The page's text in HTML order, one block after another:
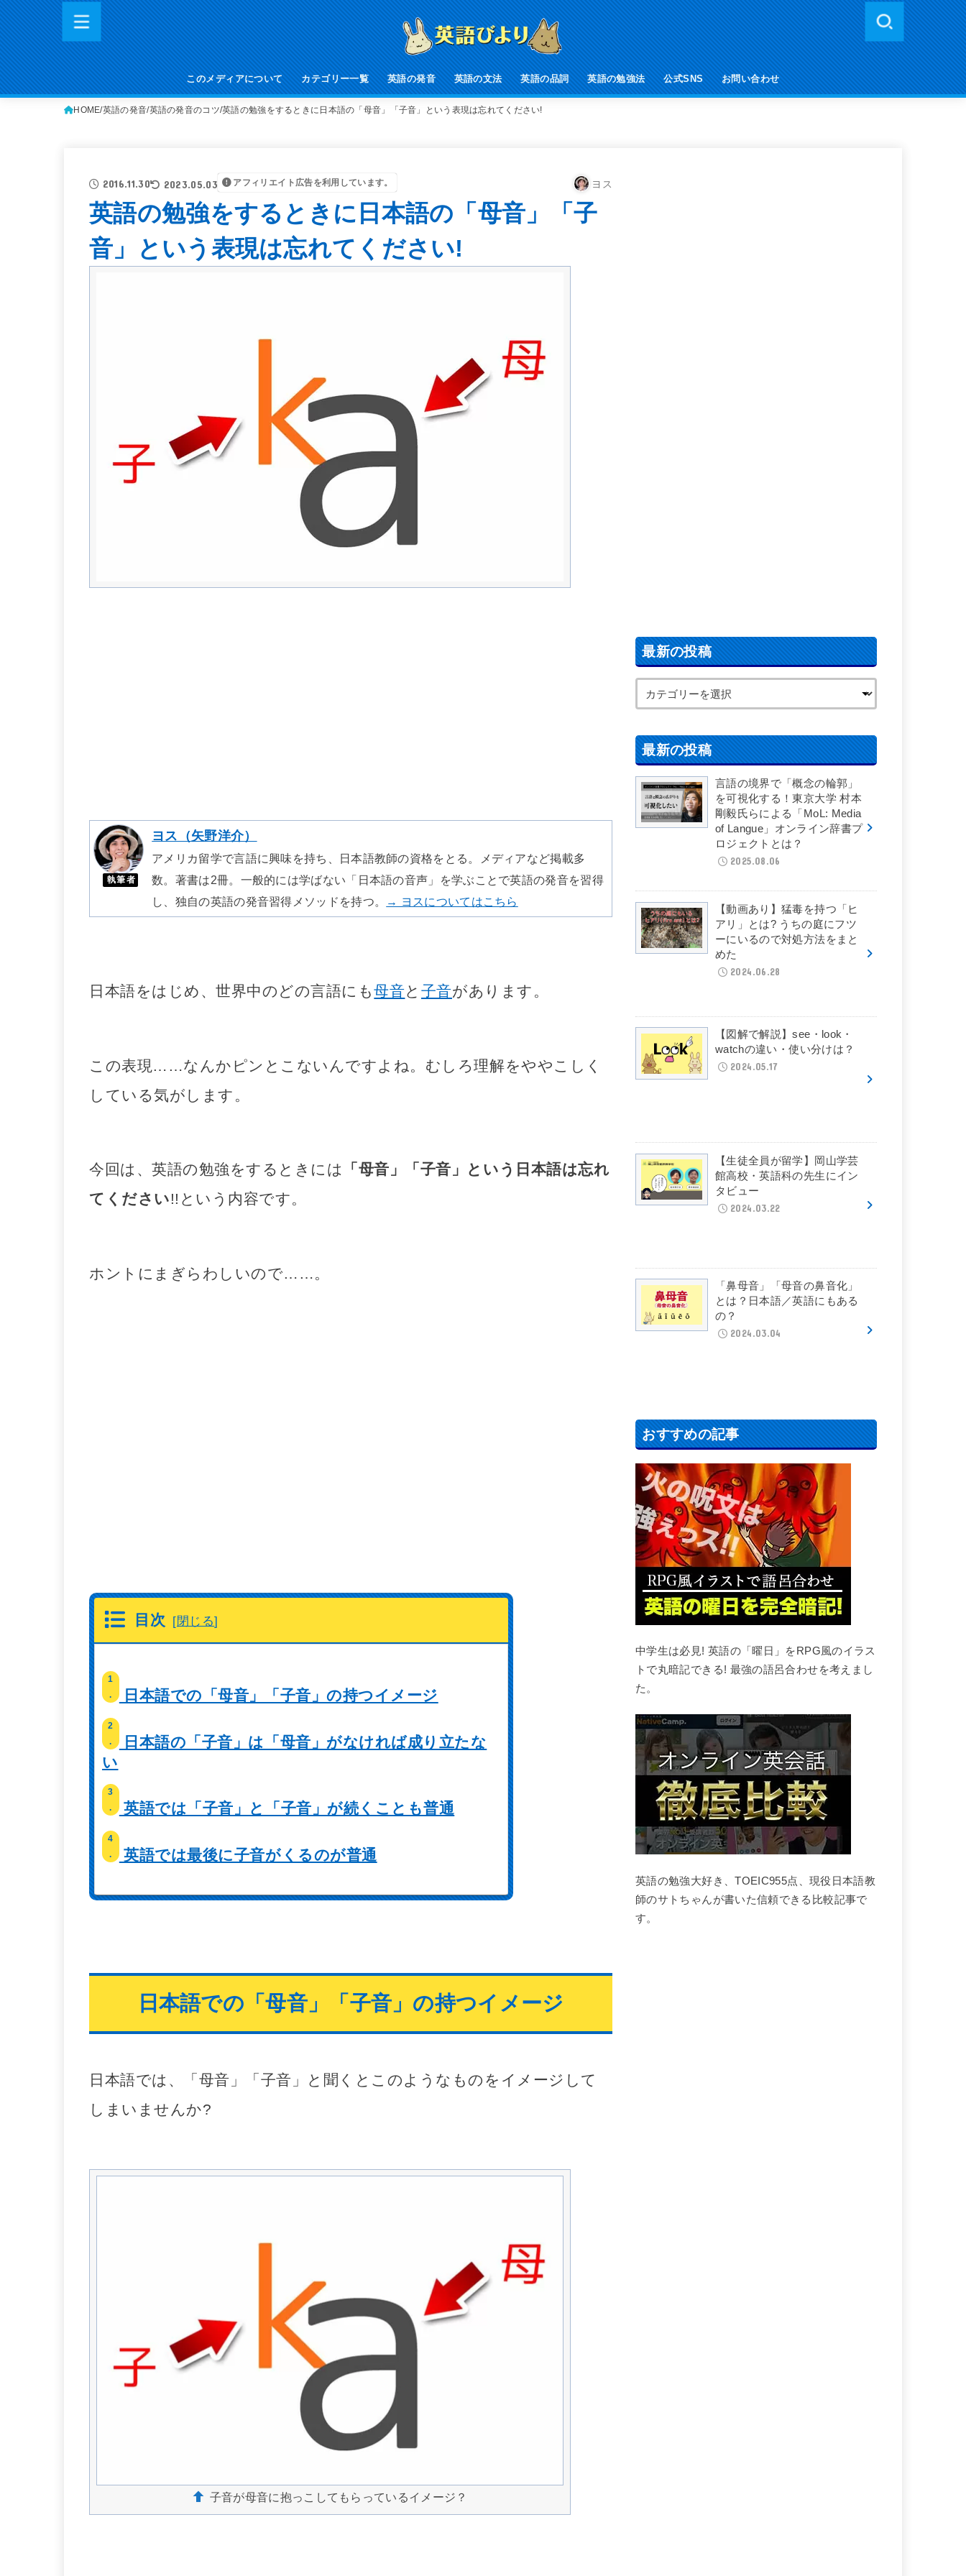
このメディアについて カテゴリー一覧 英語の発音 英語の文法 英語の品詞 英語の勉強法 公式SNS お問い合わせ
HOME 英語の発音 英語の発音のコツ 英語の勉強をするときに日本語の「母音」「子音」という表現は忘れてください!
2016.11.30 2023.05.03 アフィリエイト広告を利用しています。 ヨス
英語の勉強をするときに日本語の「母音」「子
音」という表現は忘れてください!
執筆者
ヨス（矢野洋介）
アメリカ留学で言語に興味を持ち、日本語教師の資格をとる。メディアなど掲載多
数。著書は2冊。一般的には学ばない「日本語の音声」を学ぶことで英語の発音を習得
し、独自の英語の発音習得メソッドを持つ。
→ ヨスについてはこちら
日本語をはじめ、世界中のどの言語にも母音と 子音があります。
この表現……なんかピンとこないんですよね。むしろ理解をややこしく
している気がします。
今回は、英語の勉強をするときには
「母音」「子音」という日本語は忘れ
てください!!という内容です。
ホントにまぎらわしいので……。
目次 [閉じる]
1
.
日本語での「母音」「子音」の持つイメージ
2
.
日本語の「子音」は「母音」がなければ成り立たな
い
3
.
英語では「子音」と「子音」が続くことも普通
4
.
英語では最後に子音がくるのが普通
日本語での「母音」「子音」の持つイメージ
日本語では、「母音」「子音」と聞くとこのようなものをイメージして
しまいませんか?
子音が母音に抱っこしてもらっているイメージ？
最新の投稿
最新の投稿
言語の境界で「概念の輪郭」
を可視化する！東京大学 村本
剛毅氏らによる「MoL: Media
of Langue」オンライン辞書プ
ロジェクトとは？
2025.08.06
【動画あり】猛毒を持つ「ヒ
アリ」とは? うちの庭にフツ
ーにいるので対処方法をまと
めた
2024.06.28
【図解で解説】see・look・
watchの違い・使い分けは？
2024.05.17
【生徒全員が留学】岡山学芸
館高校・英語科の先生にイン
タビュー
2024.03.22
「鼻母音」「母音の鼻音化」
とは？日本語／英語にもある
の？
2024.03.04
おすすめの記事
中学生は必見! 英語の「曜日」をRPG風のイラス
トで丸暗記できる! 最強の語呂合わせを考えまし
た。
英語の勉強大好き、TOEIC955点、現役日本語教
師のサトちゃんが書いた信頼できる比較記事で
す。